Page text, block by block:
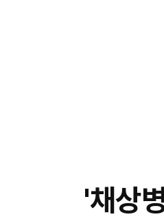
'채상